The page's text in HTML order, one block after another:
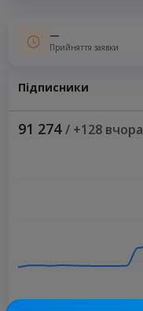
—
Прийняття заявки
Підписники
91 274/ +128 вчора